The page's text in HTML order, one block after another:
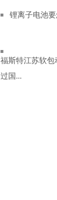
锂离子电池
福斯特江苏软包
过国...